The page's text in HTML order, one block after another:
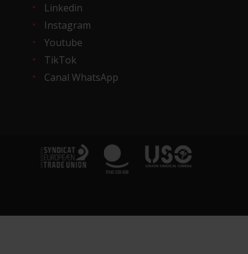
Linkedin
Instagram
Youtube
TikTok
Canal WhatsApp